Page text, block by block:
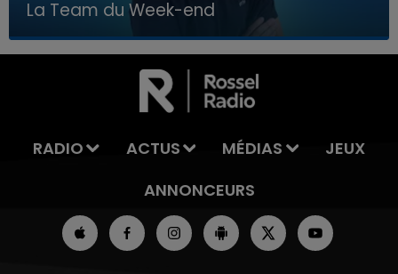
LA TEAM DU WEEK-END
La Team du Week-end
RADIO ACTUS MÉDIAS
JEUX
ANNONCEURS